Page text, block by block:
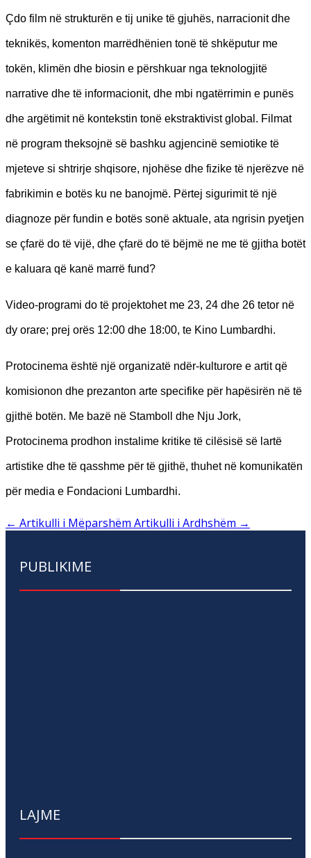
Çdo film në strukturën e tij unike të gjuhës, narracionit dhe
teknikës, komenton marrëdhënien tonë të shkëputur me
tokën, klimën dhe biosin e përshkuar nga teknologjitë
narrative dhe të informacionit, dhe mbi ngatërrimin e punës
dhe argëtimit në kontekstin tonë ekstraktivist global. Filmat
në program theksojnë së bashku agjencinë semiotike të
mjeteve si shtrirje shqisore, njohëse dhe fizike të njerëzve në
fabrikimin e botës ku ne banojmë. Përtej sigurimit të një
diagnoze për fundin e botës sonë aktuale, ata ngrisin pyetjen
se çfarë do të vijë, dhe çfarë do të bëjmë ne me të gjitha botët
e kaluara që kanë marrë fund?
Video-programi do të projektohet me 23, 24 dhe 26 tetor në
dy orare; prej orës 12:00 dhe 18:00, te Kino Lumbardhi.
​​Protocinema është një organizatë ndër-kulturore e artit që
komisionon dhe prezanton arte specifike për hapësirën në të
gjithë botën. Me bazë në Stamboll dhe Nju Jork,
Protocinema prodhon instalime kritike të cilësisë së lartë
artistike dhe të qasshme për të gjithë, thuhet në komunikatën
për media e Fondacioni Lumbardhi.
← Artikulli i Mëparshëm Artikulli i Ardhshëm →
PUBLIKIME
LAJME